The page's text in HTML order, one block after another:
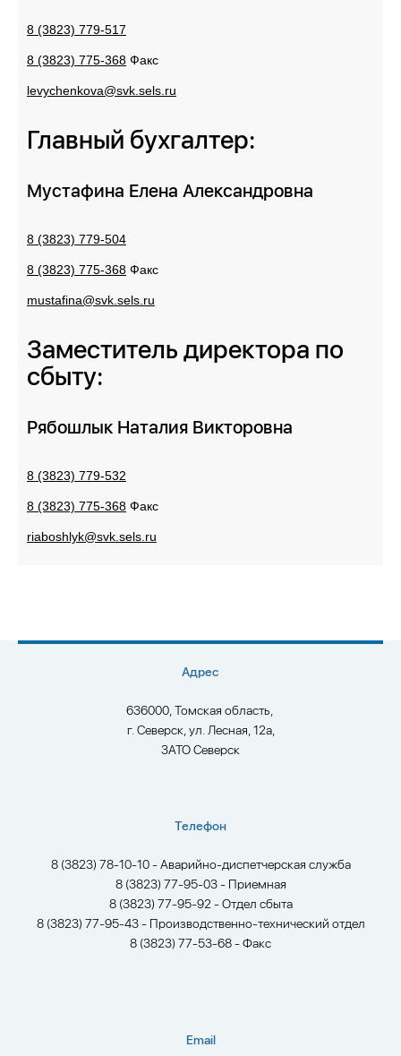
8 (3823) 779-517
8 (3823) 775-368 Факс
levychenkova@svk.sels.ru
Главный бухгалтер:
Мустафина Елена Александровна
8 (3823) 779-504
8 (3823) 775-368 Факс
mustafina@svk.sels.ru
Заместитель директора по
сбыту:
Рябошлык Наталия Викторовна
8 (3823) 779-532
8 (3823) 775-368 Факс
riaboshlyk@svk.sels.ru
Адрес
636000, Томская область,
г. Северск, ул. Лесная, 12а,
ЗАТО Северск
Телефон
8 (3823) 78-10-10 - Аварийно-диспетчерская служба
8 (3823) 77-95-03 - Приемная
8 (3823) 77-95-92 - Отдел сбыта
8 (3823) 77-95-43 - Производственно-технический отдел
8 (3823) 77-53-68 - Факс
Email